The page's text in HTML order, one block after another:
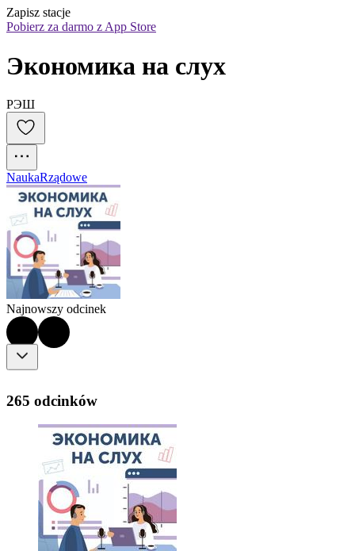
Zapisz stacje
Pobierz za darmo z App Store
Экономика на слух
РЭШ
NaukaRządowe
Najnowszy odcinek
265 odcinków